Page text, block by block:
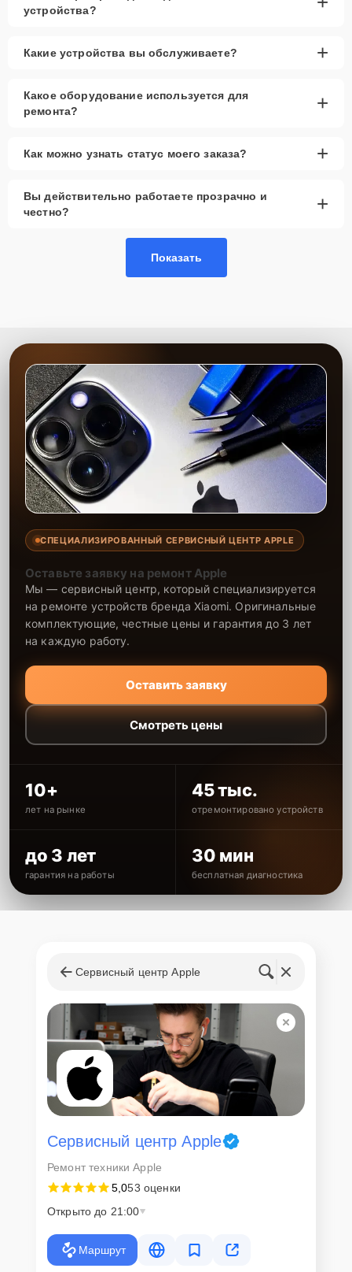
профессиональный ремонт техники благодаря опыту мастеров и
применению высококачественного оборудования. Мы используем
обслуживание, вы можете рассчитывать на то, что оно будет
устройства?
Какие устройства вы обслуживаете? +
Какое оборудование используется для
ремонта?
+
Как можно узнать статус моего заказа? +
Вы действительно работаете прозрачно и
честно?
+
Показать
СПЕЦИАЛИЗИРОВАННЫЙ СЕРВИСНЫЙ ЦЕНТР APPLE
Оставьте заявку на ремонт Apple
Мы — сервисный центр, который специализируется
на ремонте устройств бренда Xiaomi. Оригинальные
комплектующие, честные цены и гарантия до 3 лет
на каждую работу.
Оставить заявку
Смотреть цены
10+
лет на рынке
45 тыс.
отремонтировано устройств
до 3 лет
гарантия на работы
30 мин
бесплатная диагностика
Сервисный центр Apple
Сервисный центр Apple
Ремонт техники Apple
5,053 оценки
Открыто до 21:00
Маршрут